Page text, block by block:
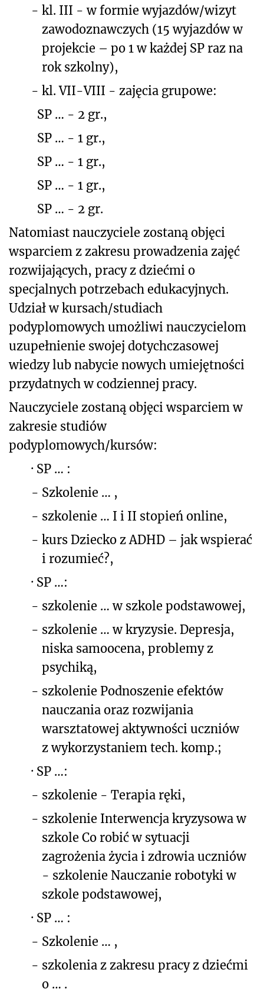
- kl. III - w formie wyjazdów/wizyt
zawodoznawczych (15 wyjazdów w
projekcie – po 1 w każdej SP raz na
rok szkolny),
- kl. VII-VIII - zajęcia grupowe:
SP … - 2 gr.,
SP … - 1 gr.,
SP … - 1 gr.,
SP … - 1 gr.,
SP … - 2 gr.
Natomiast nauczyciele zostaną objęci
wsparciem z zakresu prowadzenia zajęć
rozwijających, pracy z dziećmi o
specjalnych potrzebach edukacyjnych.
Udział w kursach/studiach
podyplomowych umożliwi nauczycielom
uzupełnienie swojej dotychczasowej
wiedzy lub nabycie nowych umiejętności
przydatnych w codziennej pracy.
Nauczyciele zostaną objęci wsparciem w
zakresie studiów
podyplomowych/kursów:
· SP … :
- Szkolenie … ,
- szkolenie … I i II stopień online,
- kurs Dziecko z ADHD – jak wspierać
i rozumieć?,
· SP …:
- szkolenie … w szkole podstawowej,
- szkolenie … w kryzysie. Depresja,
niska samoocena, problemy z
psychiką,
- szkolenie Podnoszenie efektów
nauczania oraz rozwijania
warsztatowej aktywności uczniów
z wykorzystaniem tech. komp.;
· SP …:
- szkolenie - Terapia ręki,
- szkolenie Interwencja kryzysowa w
szkole Co robić w sytuacji
zagrożenia życia i zdrowia uczniów
- szkolenie Nauczanie robotyki w
szkole podstawowej,
· SP … :
- Szkolenie … ,
- szkolenia z zakresu pracy z dziećmi
o … .